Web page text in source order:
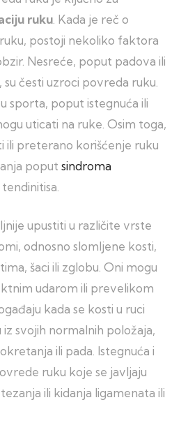
ruku . Kada je reč o
postoji nekoliko faktora
Nesreće, poput padova ili
su česti uzroci povreda ruku.
sporta, poput istegnuća ili
uticati na ruke. Osim toga,
ili preterano korišćenje ruku
poput sindroma
tendinitisa.
upustiti u različite vrste
odnosno slomljene kosti,
šaci ili zglobu. Oni mogu
udarom ili prevelikom
kada se kosti u ruci
svojih normalnih položaja,
ili pada. Istegnuća i
ruku koje se javljaju
ili kidanja ligamenata ili